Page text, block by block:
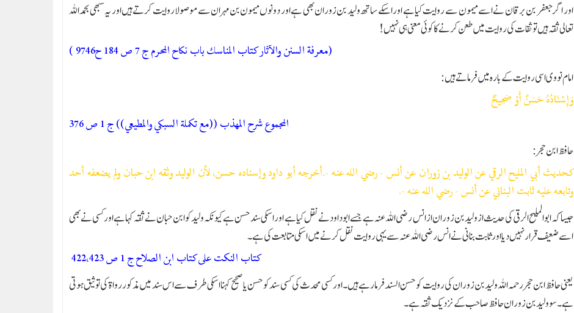
اور اگر جعفر بن برقان نے اسے میمون سے روایت کیا ہے اور اسکے ساتھ ولید بن زوران بھی ہے اور دونوں میمون بن مہران سے موصولا روایت کرتے ہیں اور یہ سبھی بحمد اللہ
تعالى ثقہ ہیں تو ثقات کی روایت میں طعن کرنے کا کوئی معنى ہی نہیں!
(معرفة السنن والآثار كتاب المناسك باب نكاح المحرم ج 7 ص 184 ح9746 )
امام نووی اسی روایت کے بارہ میں فرماتے ہیں :
وَإِسْنَادُهُ حَسَنٌ أَوْ صَحِيحٌ
المجموع شرح المهذب ((مع تكملة السبكي والمطيعي)) ج 1 ص 376
حافظ ابن حجر:
كحديث أبي المليح الرقي عن الوليد بن زوران عن أنس - رضي الله عنه -.أخرجه أبو داود وإسناده حسن، لأن الوليد وثقه ابن حبان ولم يضعفه أحد
وتابعه عليه ثابت البناني عن أنس - رضي الله عنه -.
جیسا کہ ابو الملیح الرقی کی حدیث از ولیدبن زوران از انس رضی اللہ عنہ ہے جسے ابو داود نے نقل کیا ہے اور اسکی سند حسن ہے کیونکہ ولید کو ابن حبان نے ثقہ کہا ہے اور کسی نے بھی
اسے ضعیف قرار نہیں دیا اور ثابت بنانی نے انس رضی اللہ عنہ سے یہی روایت نقل کرنے میں اسکی متابعت کی ہے۔
کتاب النكت على كتاب ابن الصلاح ج 1 ص 422،423
یعنی حافظ ابن حجر رحمہ اللہ ولید بن زوران کی روایت کو حسن السند فرما رہے ہیں۔ اور کسی محدث کی کسی سند کو حسن یا صحیح کہنا اسکی طرف سے اس سند میں مذکور رواۃ کی توثیق ہوتی
ہے۔ سو ولید بن زوران حافظ صاحب کے نزدیک ثقہ ہے۔